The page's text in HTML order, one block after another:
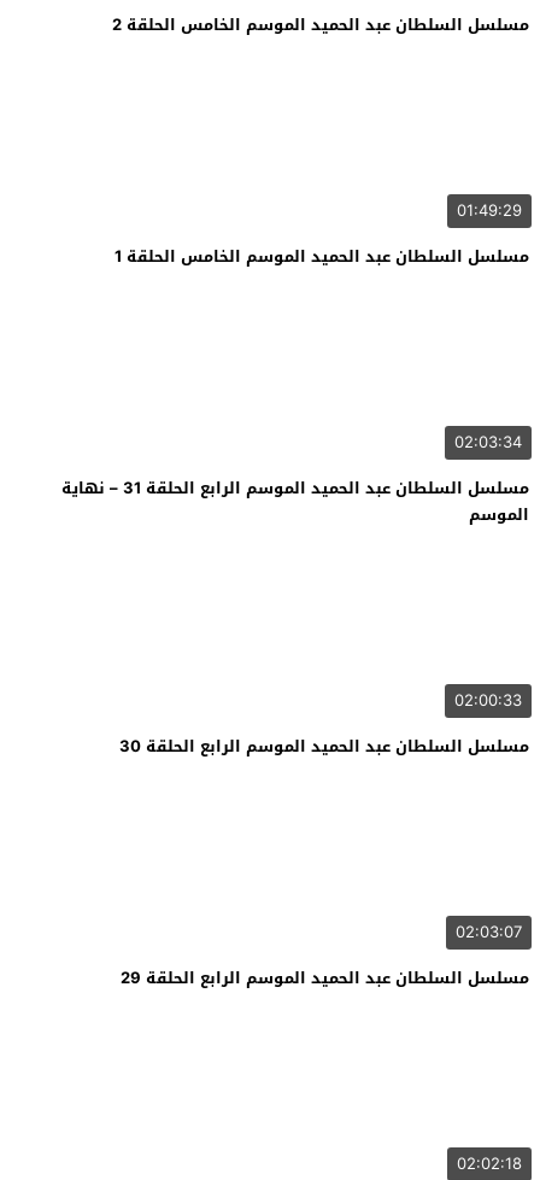
مسلسل السلطان عبد الحميد الموسم الخامس الحلقة 2
01:49:29
مسلسل السلطان عبد الحميد الموسم الخامس الحلقة 1
02:03:34
مسلسل السلطان عبد الحميد الموسم الرابع الحلقة 31 – نهاية
الموسم
02:00:33
مسلسل السلطان عبد الحميد الموسم الرابع الحلقة 30
02:03:07
مسلسل السلطان عبد الحميد الموسم الرابع الحلقة 29
02:02:18